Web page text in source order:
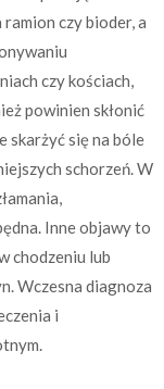
czy bioder, a
czy kościach,
powinien skłonić
skarżyć się na bóle
schorzeń. W
Inne objawy to
chodzeniu lub
Wczesna diagnoza
i